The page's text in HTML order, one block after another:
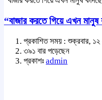
“বাজার করতে গিয়ে এখন মানুষ
প্রকাশিত সময় : শুক্রবার,
৩৯১ বার পড়েছেন
প্রকাশঃ admin